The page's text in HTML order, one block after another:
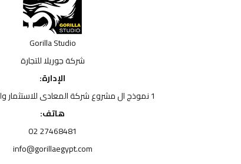
Gorilla Studio
شركة جوريلا للتجارة
الإدارة:
1 نموذج ال مشروع شركة المعادى للاستثمار والتنمية المعادى
هاتف:
27468481 02
info@gorillaegypt.com